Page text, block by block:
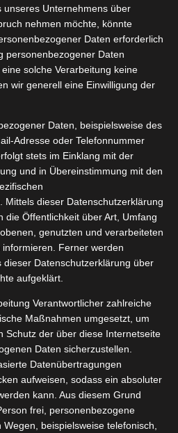
Pancakes
,Essen,Frühstück,
unseres Unternehmens über
nehmen möchte, könnte
Daten erforderlich
personenbezogener Daten
solche Verarbeitung keine
wir generell eine Einwilligung der
Daten, beispielsweise des
Adresse oder Telefonnummer
stets im Einklang mit der
und in Übereinstimmung mit den
Mittels dieser Datenschutzerklärung
die Öffentlichkeit über Art, Umfang
genutzten und verarbeiteten
Ferner werden
Datenschutzerklärung über
aufgeklärt.
Verantwortlicher zahlreiche
Maßnahmen umgesetzt, um
Schutz der über diese Internetseite
Daten sicherzustellen.
Datenübertragungen
aufweisen, sodass ein absoluter
kann. Aus diesem Grund
frei, personenbezogene
beispielsweise telefonisch,